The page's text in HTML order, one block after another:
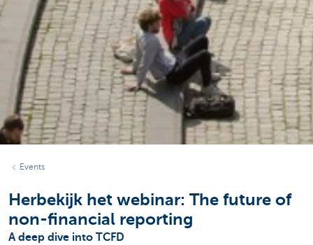
Events
Herbekijk het webinar: The future of
non-financial reporting
A deep dive into TCFD